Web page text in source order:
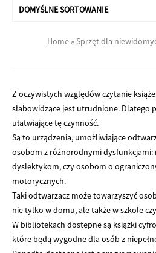
DOMYŚLNE SORTOWANIE
Home » Sprzęt dla
Z oczywistych względów czytanie
słabowidzące jest utrudnione. Dlatego
ułatwiające tę czynność.
Są to urządzenia, umożliwiające
osobom z różnorodnymi dysfunkcjami:
dyslektykom, czy osobom o
motorycznych.
Taki odtwarzacz może towarzyszyć
nie tylko w domu, ale także w szkole
W bibliotekach dostępne są książki
które będą wygodne dla osób z